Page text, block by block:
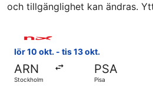
och tillgänglighet kan ändras.
lör 10 okt. - tis 13 okt.
ARN
Stockholm
PSA
Pisa